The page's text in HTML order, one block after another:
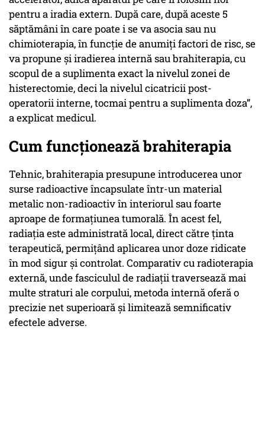
pentru a iradia extern. După care, după aceste 5
săptămâni în care poate i se va asocia sau nu
chimioterapia, în funcție de anumiți factori de risc, se
va propune și iradierea internă sau brahiterapia, cu
scopul de a suplimenta exact la nivelul zonei de
histerectomie, deci la nivelul cicatricii post-
operatorii interne, tocmai pentru a suplimenta doza”,
a explicat medicul.
Cum funcționează brahiterapia
Tehnic, brahiterapia presupune introducerea unor
surse radioactive încapsulate într-un material
metalic non-radioactiv în interiorul sau foarte
aproape de formațiunea tumorală. În acest fel,
radiația este administrată local, direct către ținta
terapeutică, permițând aplicarea unor doze ridicate
în mod sigur și controlat. Comparativ cu radioterapia
externă, unde fasciculul de radiații traversează mai
multe straturi ale corpului, metoda internă oferă o
precizie net superioară și limitează semnificativ
efectele adverse.